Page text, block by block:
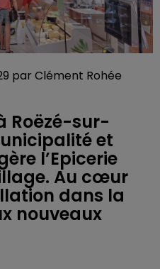
par Clément Rohée
Roëzé-sur-
et
l’Epicerie
Au cœur
dans la
nouveaux